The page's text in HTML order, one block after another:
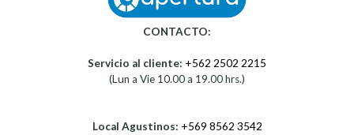
CONTACTO:
Servicio al cliente: +562 2502 2215
(Lun a Vie 10.00 a 19.00 hrs.)
Local Agustinos: +569 8562 3542